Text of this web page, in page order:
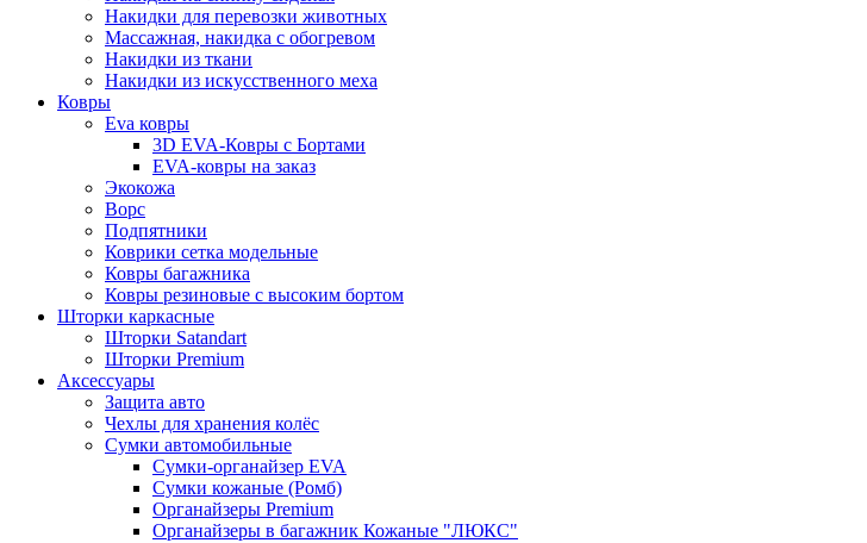
Накидки для перевозки животных
Массажная, накидка с обогревом
Накидки из ткани
Накидки из искусственного меха
Ковры
Eva ковры
3D EVA-Ковры с Бортами
EVA-ковры на заказ
Экокожа
Ворс
Подпятники
Коврики сетка модельные
Ковры багажника
Ковры резиновые с высоким бортом
Шторки каркасные
Шторки Satandart
Шторки Premium
Аксессуары
Защита авто
Чехлы для хранения колёс
Сумки автомобильные
Сумки-органайзер EVA
Сумки кожаные (Ромб)
Органайзеры Premium
Органайзеры в багажник Кожаные "ЛЮКС"